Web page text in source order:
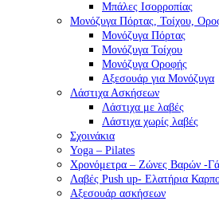
Μπάλες Ισορροπίας
Μονόζυγα Πόρτας, Τοίχου,
Μονόζυγα Πόρτας
Μονόζυγα Τοίχου
Μονόζυγα Οροφής
Αξεσουάρ για Μονόζυγα
Λάστιχα Ασκήσεων
Λάστιχα με λαβές
Λάστιχα χωρίς λαβές
Σχοινάκια
Yoga – Pilates
Χρονόμετρα – Ζώνες Βαρών -
Λαβές Push up- Ελατήρια
Αξεσουάρ ασκήσεων